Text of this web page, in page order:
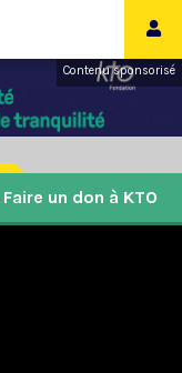
Contenu sponsorisé
Faire un don à KTO